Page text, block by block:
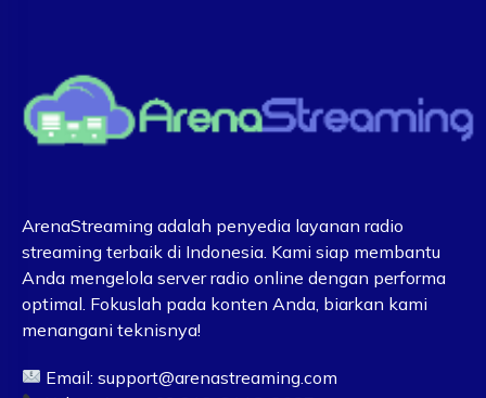
ArenaStreaming adalah penyedia layanan radio
streaming terbaik di Indonesia. Kami siap membantu
Anda mengelola server radio online dengan performa
optimal. Fokuslah pada konten Anda, biarkan kami
menangani teknisnya!
Email:support@arenastreaming.com